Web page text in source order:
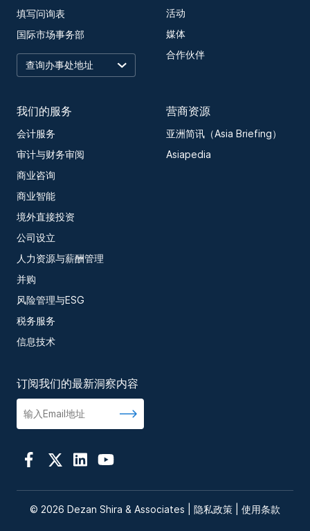
填写问询表
国际市场事务部
活动
媒体
合作伙伴
我们的服务
会计服务
审计与财务审阅
商业咨询
商业智能
境外直接投资
公司设立
人力资源与薪酬管理
并购
风险管理与ESG
税务服务
信息技术
营商资源
亚洲简讯（Asia Briefing）
Asiapedia
订阅我们的最新洞察内容
© 2026 Dezan Shira & Associates | 隐私政策 使用条款